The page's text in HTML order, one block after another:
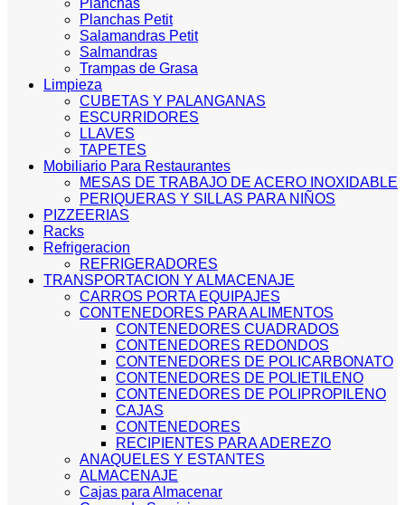
Planchas
Planchas Petit
Salamandras Petit
Salmandras
Trampas de Grasa
Limpieza
CUBETAS Y PALANGANAS
ESCURRIDORES
LLAVES
TAPETES
Mobiliario Para Restaurantes
MESAS DE TRABAJO DE ACERO INOXIDABLE
PERIQUERAS Y SILLAS PARA NIÑOS
PIZZEERIAS
Racks
Refrigeracion
REFRIGERADORES
TRANSPORTACION Y ALMACENAJE
CARROS PORTA EQUIPAJES
CONTENEDORES PARA ALIMENTOS
CONTENEDORES CUADRADOS
CONTENEDORES REDONDOS
CONTENEDORES DE POLICARBONATO
CONTENEDORES DE POLIETILENO
CONTENEDORES DE POLIPROPILENO
CAJAS
CONTENEDORES
RECIPIENTES PARA ADEREZO
ANAQUELES Y ESTANTES
ALMACENAJE
Cajas para Almacenar